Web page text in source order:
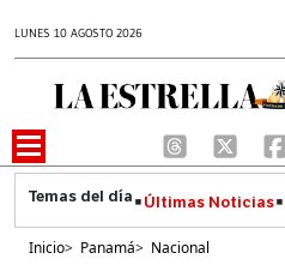
LUNES 10 AGOSTO 2026
Últimas Noticias
Inicio> Panamá> Nacional